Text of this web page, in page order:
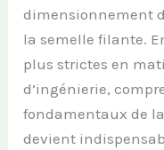
dimensionnement
la semelle filante.
plus strictes en
d’ingénierie,
fondamentaux de
devient